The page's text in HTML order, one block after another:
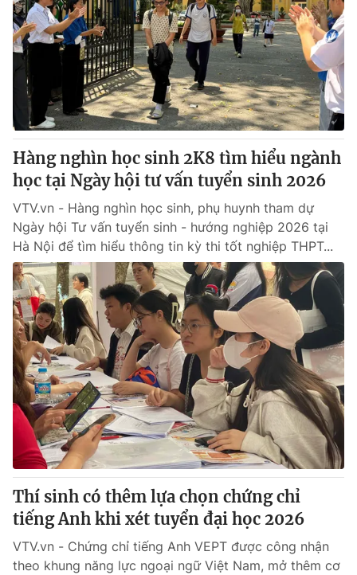
Hàng nghìn học sinh 2K8 tìm hiểu ngành
học tại Ngày hội tư vấn tuyển sinh 2026
VTV.vn - Hàng nghìn học sinh, phụ huynh tham dự
Ngày hội Tư vấn tuyển sinh - hướng nghiệp 2026 tại
Hà Nội để tìm hiểu thông tin kỳ thi tốt nghiệp THPT...
Thí sinh có thêm lựa chọn chứng chỉ
tiếng Anh khi xét tuyển đại học 2026
VTV.vn - Chứng chỉ tiếng Anh VEPT được công nhận
theo khung năng lực ngoại ngữ Việt Nam, mở thêm cơ